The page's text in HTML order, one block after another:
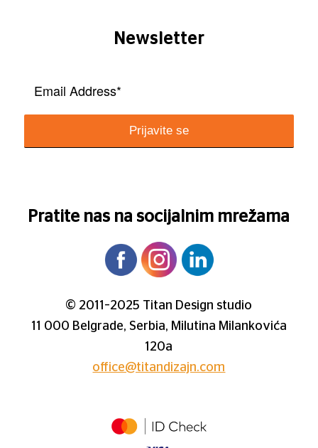
Newsletter
Pratite nas na socijalnim mrežama
© 2011–2025 Titan Design studio
11 000 Belgrade, Serbia, Milutina Milankovića
120a
office@titandizajn.com